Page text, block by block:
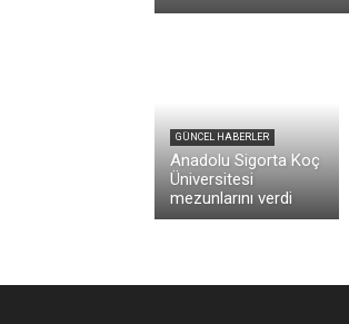
GÜNCEL HABERLER
Anadolu Sigorta Koç
Üniversitesi
mezunlarını verdi